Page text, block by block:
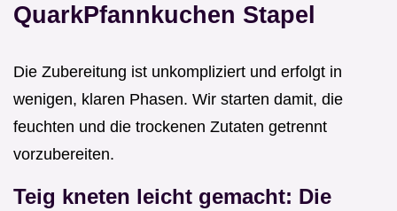
QuarkPfannkuchen Stapel
Die Zubereitung ist unkompliziert und erfolgt in
wenigen, klaren Phasen. Wir starten damit, die
feuchten und die trockenen Zutaten getrennt
vorzubereiten.
Teig kneten leicht gemacht: Die